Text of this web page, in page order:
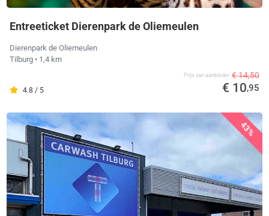
Entreeticket Dierenpark de Oliemeulen
Dierenpark de Oliemeulen
Tilburg • 1,4 km
4.8 / 5
Prijs van aanbieder € 14,50
€ 10,95
43%